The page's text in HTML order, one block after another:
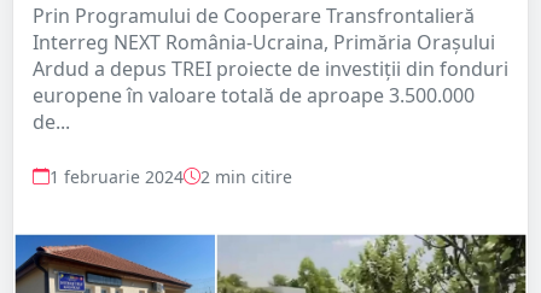
Prin Programului de Cooperare Transfrontalieră
Interreg NEXT România-Ucraina, Primăria Orașului
Ardud a depus TREI proiecte de investiții din fonduri
europene în valoare totală de aproape 3.500.000
de...
1 februarie 2024 2 min citire